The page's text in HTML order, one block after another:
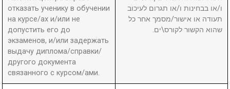
отказать ученику в обучении
на курсе/ах и/или не
допустить его до
экзаменов, и/или задержать
выдачу диплома/справки/
другого документа
связанного с курсом/ами.
ו/או בבחינות ו/או תגרום לעיכוב
תעודה או אישור/מסמך אחר כל
שהוא הקשור לקורס\ים.